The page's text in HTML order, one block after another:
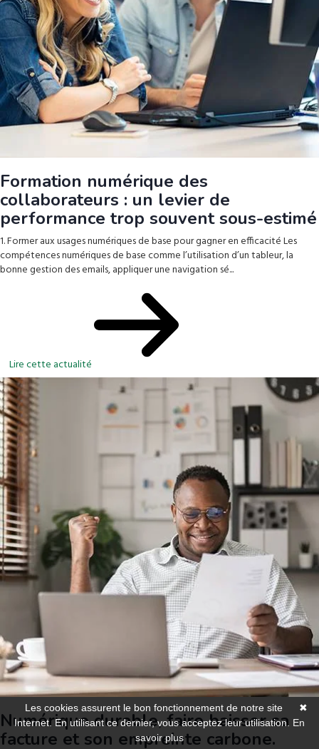
Formation numérique des
collaborateurs : un levier de
performance trop souvent sous-estimé
1. Former aux usages numériques de base pour gagner en efficacité Les
compétences numériques de base comme l’utilisation d’un tableur, la
bonne gestion des emails, appliquer une navigation sé...
Lire cette actualité
Numérique durable, faire baisser sa
facture et son empreinte carbone.
✖
Les cookies assurent le bon fonctionnement de notre site
Internet. En utilisant ce dernier, vous acceptez leur utilisation. En
savoir plus